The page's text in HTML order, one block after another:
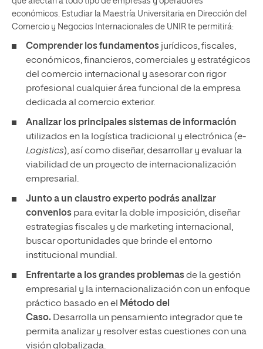
económicos. Estudiar la Maestría Universitaria en Dirección del
Comercio y Negocios Internacionales de UNIR te permitirá:
Comprender los fundamentos jurídicos, fiscales,
económicos, financieros, comerciales y estratégicos
del comercio internacional y asesorar con rigor
profesional cualquier área funcional de la empresa
dedicada al comercio exterior.
Analizar los principales sistemas de información
utilizados en la logística tradicional y electrónica (e-
Logistics), así como diseñar, desarrollar y evaluar la
viabilidad de un proyecto de internacionalización
empresarial.
Junto a un claustro experto podrás analizar
convenios para evitar la doble imposición, diseñar
estrategias fiscales y de marketing internacional,
buscar oportunidades que brinde el entorno
institucional mundial.
Enfrentarte a los grandes problemasde la gestión
empresarial y la internacionalización con un enfoque
práctico basado en el Método del
Caso. Desarrolla un pensamiento integrador que te
permita analizar y resolver estas cuestiones con una
visión globalizada.